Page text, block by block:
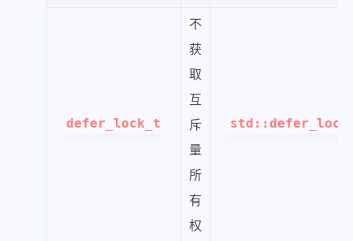
defer_lock_t
不
获
取
互
斥
量
所
有
权
std::defer_lock